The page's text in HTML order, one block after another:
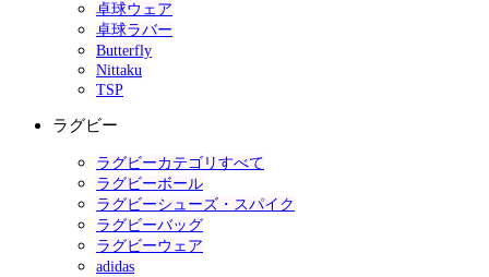
卓球ウェア
卓球ラバー
Butterfly
Nittaku
TSP
ラグビー
ラグビーカテゴリすべて
ラグビーボール
ラグビーシューズ・スパイク
ラグビーバッグ
ラグビーウェア
adidas